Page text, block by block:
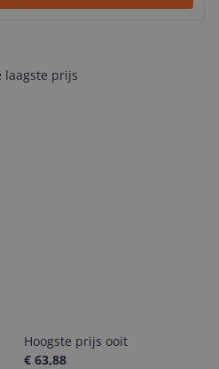
laagste prijs
Hoogste prijs ooit
€ 63,88